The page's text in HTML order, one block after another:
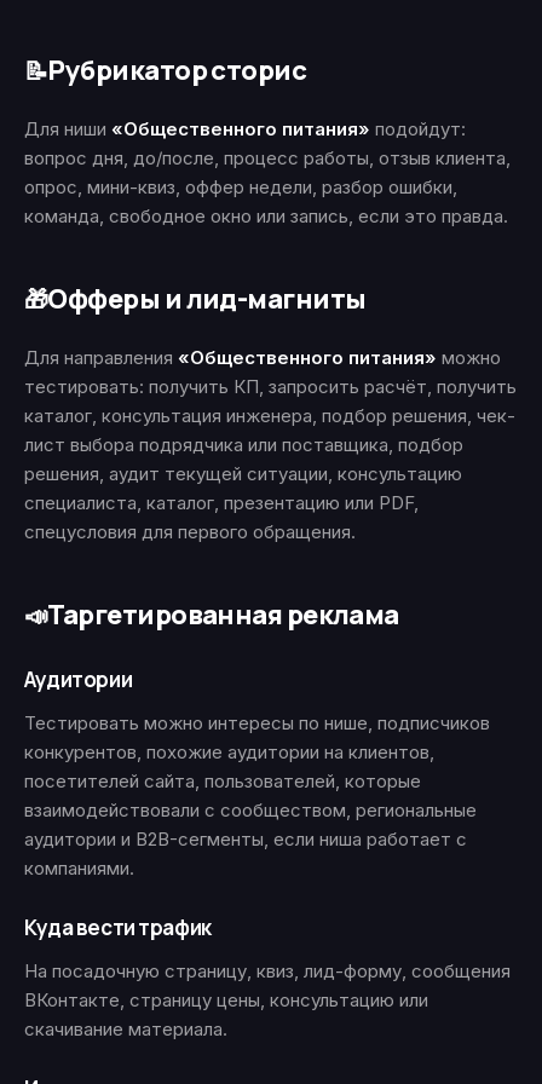
📝Рубрикатор сторис
Для ниши «Общественного питания» подойдут:
вопрос дня, до/после, процесс работы, отзыв клиента,
опрос, мини-квиз, оффер недели, разбор ошибки,
команда, свободное окно или запись, если это правда.
🎁Офферы и лид-магниты
Для направления «Общественного питания» можно
тестировать: получить КП, запросить расчёт, получить
каталог, консультация инженера, подбор решения, чек-
лист выбора подрядчика или поставщика, подбор
решения, аудит текущей ситуации, консультацию
специалиста, каталог, презентацию или PDF,
спецусловия для первого обращения.
📣Таргетированная реклама
Аудитории
Тестировать можно интересы по нише, подписчиков
конкурентов, похожие аудитории на клиентов,
посетителей сайта, пользователей, которые
взаимодействовали с сообществом, региональные
аудитории и B2B-сегменты, если ниша работает с
компаниями.
Куда вести трафик
На посадочную страницу, квиз, лид-форму, сообщения
ВКонтакте, страницу цены, консультацию или
скачивание материала.